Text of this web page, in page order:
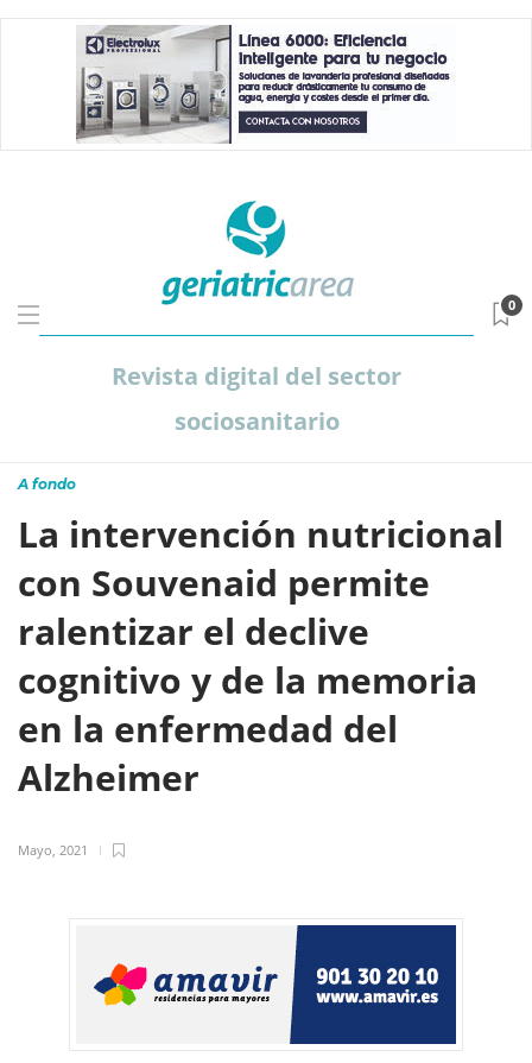
Revista digital del sector
sociosanitario
0
A fondo
La intervención nutricional
con Souvenaid permite
ralentizar el declive
cognitivo y de la memoria
en la enfermedad del
Alzheimer
Mayo, 2021